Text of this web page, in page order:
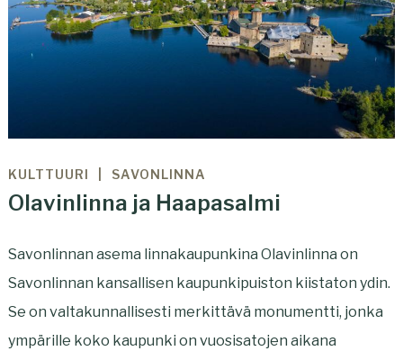
KULTTUURI SAVONLINNA
Olavinlinna ja Haapasalmi
Savonlinnan asema linnakaupunkina Olavinlinna on
Savonlinnan kansallisen kaupunkipuiston kiistaton ydin.
Se on valtakunnallisesti merkittävä monumentti, jonka
ympärille koko kaupunki on vuosisatojen aikana